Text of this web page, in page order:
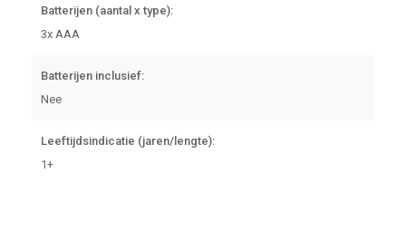
Batterijen (aantal x type):
3x AAA
Batterijen inclusief:
Nee
Leeftijdsindicatie (jaren/lengte):
1+